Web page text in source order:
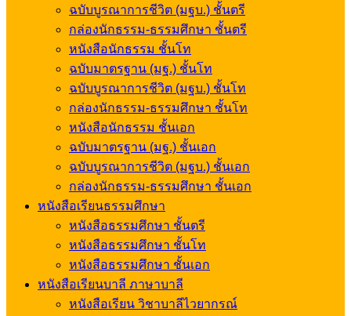
ฉบับบูรณาการชีวิต (มฐบ.) ชั้นตรี
กล่องนักธรรม-ธรรมศึกษา ชั้นตรี
หนังสือนักธรรม ชั้นโท
ฉบับมาตรฐาน (มฐ.) ชั้นโท
ฉบับบูรณาการชีวิต (มฐบ.) ชั้นโท
กล่องนักธรรม-ธรรมศึกษา ชั้นโท
หนังสือนักธรรม ชั้นเอก
ฉบับมาตรฐาน (มฐ.) ชั้นเอก
ฉบับบูรณาการชีวิต (มฐบ.) ชั้นเอก
กล่องนักธรรม-ธรรมศึกษา ชั้นเอก
หนังสือเรียนธรรมศึกษา
หนังสือธรรมศึกษา ชั้นตรี
หนังสือธรรมศึกษา ชั้นโท
หนังสือธรรมศึกษา ชั้นเอก
หนังสือเรียนบาลี ภาษาบาลี
หนังสือเรียน วิชาบาลีไวยากรณ์